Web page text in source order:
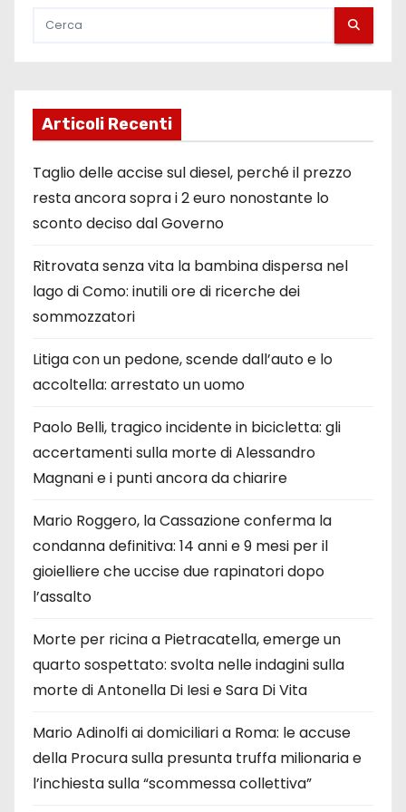
Articoli Recenti
Taglio delle accise sul diesel, perché il prezzo
resta ancora sopra i 2 euro nonostante lo
sconto deciso dal Governo
Ritrovata senza vita la bambina dispersa nel
lago di Como: inutili ore di ricerche dei
sommozzatori
Litiga con un pedone, scende dall’auto e lo
accoltella: arrestato un uomo
Paolo Belli, tragico incidente in bicicletta: gli
accertamenti sulla morte di Alessandro
Magnani e i punti ancora da chiarire
Mario Roggero, la Cassazione conferma la
condanna definitiva: 14 anni e 9 mesi per il
gioielliere che uccise due rapinatori dopo
l’assalto
Morte per ricina a Pietracatella, emerge un
quarto sospettato: svolta nelle indagini sulla
morte di Antonella Di Iesi e Sara Di Vita
Mario Adinolfi ai domiciliari a Roma: le accuse
della Procura sulla presunta truffa milionaria e
l’inchiesta sulla “scommessa collettiva”